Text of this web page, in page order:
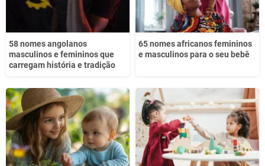
58 nomes angolanos
masculinos e femininos que
carregam história e tradição
65 nomes africanos femininos
e masculinos para o seu bebê